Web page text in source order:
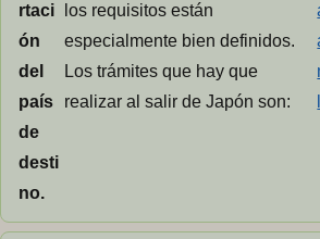
rtaci
ón
del
país
de
desti
no.
los requisitos están
especialmente bien definidos.
Los trámites que hay que
realizar al salir de Japón son: